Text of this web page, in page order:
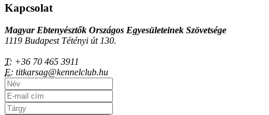
Kapcsolat
Magyar Ebtenyésztők Országos Egyesületeinek Szövetsége
1119 Budapest Tétényi út 130.
T: +36 70 465 3911
E: titkarsag@kennelclub.hu